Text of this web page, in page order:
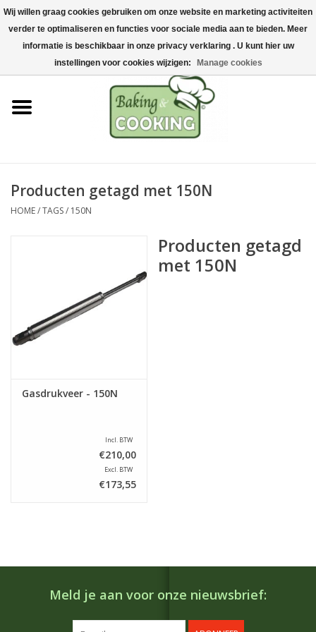
Home
Bak-& kookgerei
Machines & onderdelen
Chocolade & ijsbereiding
Hygiëne & opslag
Producten getagd met 150N
HOME/TAGS/ 150N
Gasdrukveer - 150N
Incl. BTW
€210,00
Excl. BTW
€173,55
Producten getagd
met 150N
Meld je aan voor onze nieuwsbrief:
Wij willen graag cookies gebruiken om onze website en marketing activiteiten
verder te optimaliseren en functies voor sociale media aan te bieden. Meer
informatie is beschikbaar in onze privacy verklaring . U kunt hier uw
instellingen voor cookies wijzigen:
Manage cookies